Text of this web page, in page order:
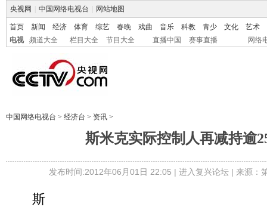
央视网 中国网络电视台 网站地图
首页 新闻 经济 体育 综艺 春晚 戏曲 音乐 科教 青少 文化
艺术
电视
频道大全 栏目大全 节目大全 直播中国 赛事直播 网络
中国网络电视台 > 经济台 > 资讯 >
斯米克实际控制人再减持逾
发布时间:2012年06月01日 22:05 | 进入复兴论坛| 来源：
斯